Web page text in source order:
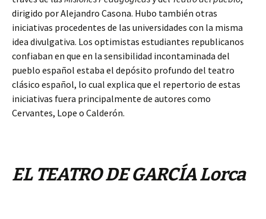
dirigido por Alejandro Casona. Hubo también otras
iniciativas procedentes de las universidades con la misma
idea divulgativa. Los optimistas estudiantes republicanos
confiaban en que en la sensibilidad incontaminada del
pueblo español estaba el depósito profundo del teatro
clásico español, lo cual explica que el repertorio de estas
iniciativas fuera principalmente de autores como
Cervantes, Lope o Calderón.
EL TEATRO DE GARCÍA Lorca